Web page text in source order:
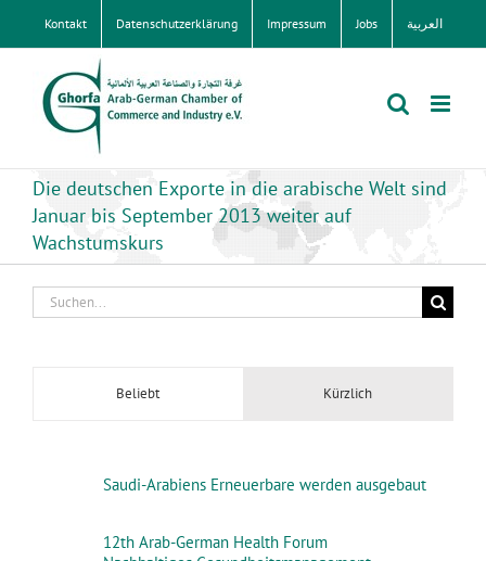
Kontakt Datenschutzerklärung Impressum Jobs العربية
Die deutschen Exporte in die arabische Welt sind
Januar bis September 2013 weiter auf
Wachstumskurs
Suche
nach:
Beliebt Kürzlich
Saudi-Arabiens Erneuerbare werden ausgebaut
12th Arab-German Health Forum